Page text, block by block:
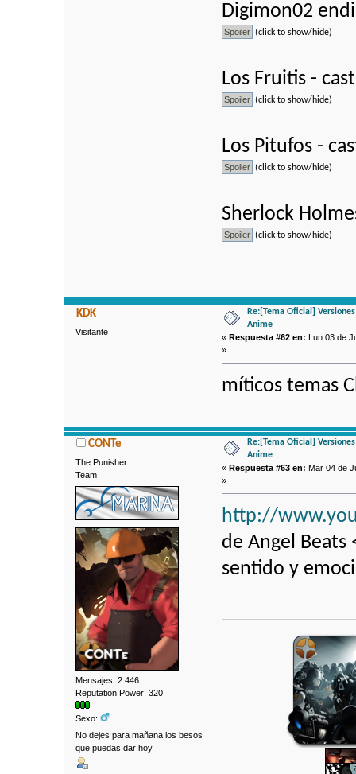
Digimon02
(click to show/hide)
Los Fruitis -
(click to show/hide)
Los Pitufos -
(click to show/hide)
Sherlock
(click to show/hide)
KDK
Visitante
Re:[Tema Oficial]
Anime
«Respuesta #62 en: Lun 03 de
»
míticos temas
CONTe
The Punisher
Team
Mensajes: 2.446
Reputation Power: 320
Sexo:
No dejes para mañana los besos
que puedas dar hoy
Re:[Tema Oficial]
Anime
« Respuesta #63 en: Mar 04 de
»
http://
de Angel Beats
sentido y